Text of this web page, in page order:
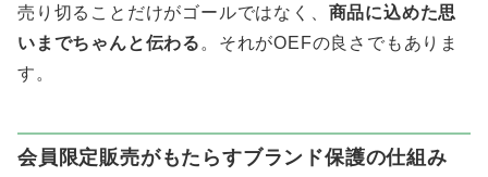
売り切ることだけがゴールではなく、 商品に込めた思
いまでちゃんと伝わる 。それがOEFの良さでもありま
す。
会員限定販売がもたらすブランド保護の仕組み